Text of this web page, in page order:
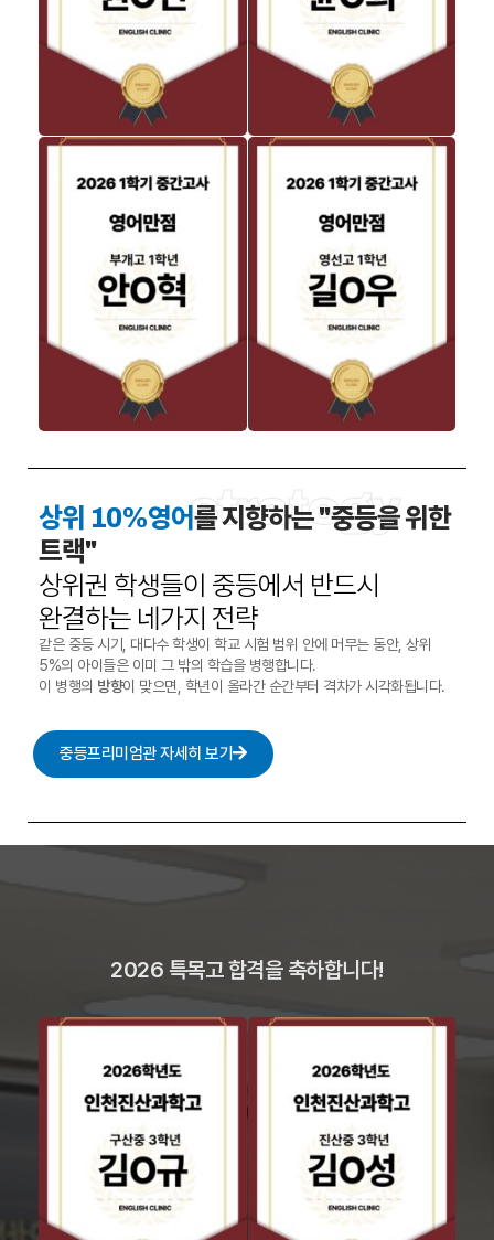
strategy
상위 10%영어를 지향하는 "중등을 위한
트랙"
상위권 학생들이 중등에서 반드시
완결하는 네가지 전략
같은 중등 시기, 대다수 학생이 학교 시험 범위 안에 머무는 동안, 상위
5%의 아이들은 이미 그 밖의 학습을 병행합니다.
이 병행의 방향이 맞으면, 학년이 올라간 순간부터 격차가 시각화됩니다.
중등프리미엄관 자세히 보기
2026 특목고 합격을 축하합니다!